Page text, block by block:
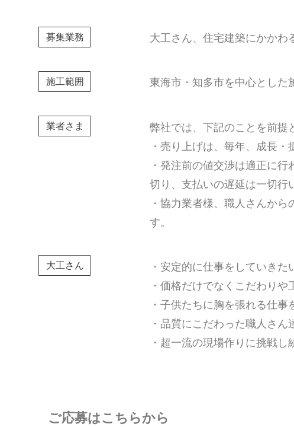
募集業務 大工さん、住宅建築にかかわ
施工範囲 東海市・知多市を中心とした
業者さま
弊社では、下記のことを前提
・売り上げは、毎年、成長・
・発注前の値交渉は適正に
切り、支払いの遅延は一切行
・協力業者様、職人さんか
す。
大工さん
・安定的に仕事をしていきた
・価格だけでなくこだわり
・子供たちに胸を張れる仕事
・品質にこだわった職人さ
・超一流の現場作りに挑戦し
ご応募はこちらから